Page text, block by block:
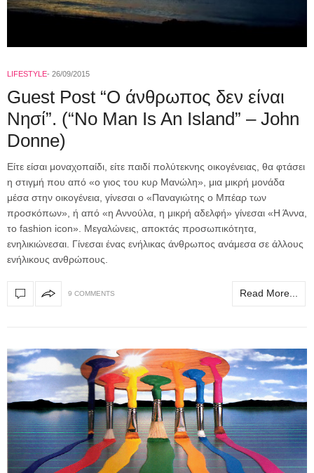
LIFESTYLE 26/09/2015
Guest Post “Ο άνθρωπος δεν είναι
Νησί”. (“No Man Is An Island” – John
Donne)
Είτε είσαι μοναχοπαίδι, είτε παιδί πολύτεκνης οικογένειας, θα φτάσει
η στιγμή που από «ο γιος του κυρ Μανώλη», μια μικρή μονάδα
μέσα στην οικογένεια, γίνεσαι ο «Παναγιώτης ο Μπέαρ των
προσκόπων», ή από «η Αννούλα, η μικρή αδελφή» γίνεσαι «Η Άννα,
το fashion icon». Μεγαλώνεις, αποκτάς προσωπικότητα,
ενηλικιώνεσαι. Γίνεσαι ένας ενήλικας άνθρωπος ανάμεσα σε άλλους
ενήλικους ανθρώπους.
9 COMMENTS Read More...